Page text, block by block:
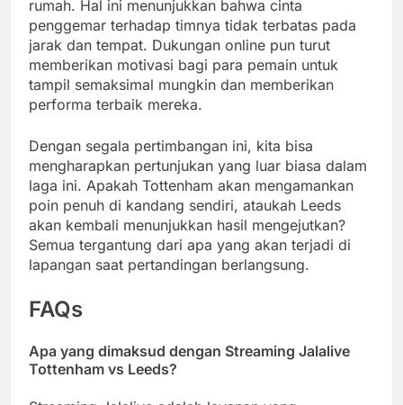
rumah. Hal ini menunjukkan bahwa cinta
penggemar terhadap timnya tidak terbatas pada
jarak dan tempat. Dukungan online pun turut
memberikan motivasi bagi para pemain untuk
tampil semaksimal mungkin dan memberikan
performa terbaik mereka.
Dengan segala pertimbangan ini, kita bisa
mengharapkan pertunjukan yang luar biasa dalam
laga ini. Apakah Tottenham akan mengamankan
poin penuh di kandang sendiri, ataukah Leeds
akan kembali menunjukkan hasil mengejutkan?
Semua tergantung dari apa yang akan terjadi di
lapangan saat pertandingan berlangsung.
FAQs
Apa yang dimaksud dengan Streaming Jalalive
Tottenham vs Leeds?